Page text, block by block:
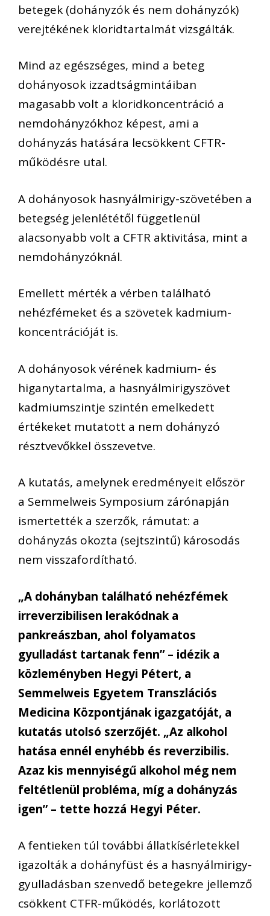
betegek (dohányzók és nem dohányzók)
verejtékének kloridtartalmát vizsgálták.
Mind az egészséges, mind a beteg
dohányosok izzadtságmintáiban
magasabb volt a kloridkoncentráció a
nemdohányzókhoz képest, ami a
dohányzás hatására lecsökkent CFTR-
működésre utal.
A dohányosok hasnyálmirigy-szövetében a
betegség jelenlététől függetlenül
alacsonyabb volt a CFTR aktivitása, mint a
nemdohányzóknál.
Emellett mérték a vérben található
nehézfémeket és a szövetek kadmium-
koncentrációját is.
A dohányosok vérének kadmium- és
higanytartalma, a hasnyálmirigyszövet
kadmiumszintje szintén emelkedett
értékeket mutatott a nem dohányzó
résztvevőkkel összevetve.
A kutatás, amelynek eredményeit először
a Semmelweis Symposium zárónapján
ismertették a szerzők, rámutat: a
dohányzás okozta (sejtszintű) károsodás
nem visszafordítható.
„A dohányban található nehézfémek
irreverzibilisen lerakódnak a
pankreászban, ahol folyamatos
gyulladást tartanak fenn” – idézik a
közleményben Hegyi Pétert, a
Semmelweis Egyetem Transzlációs
Medicina Központjának igazgatóját, a
kutatás utolsó szerzőjét. „Az alkohol
hatása ennél enyhébb és reverzibilis.
Azaz kis mennyiségű alkohol még nem
feltétlenül probléma, míg a dohányzás
igen” – tette hozzá Hegyi Péter.
A fentieken túl további állatkísérletekkel
igazolták a dohányfüst és a hasnyálmirigy-
gyulladásban szenvedő betegekre jellemző
csökkent CTFR-működés, korlátozott